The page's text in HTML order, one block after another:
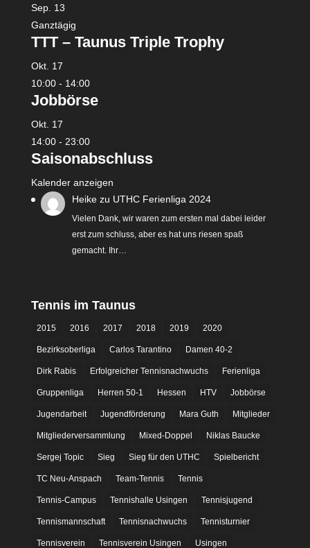
Sep. 13
Ganztägig
TTT – Taunus Triple Trophy
Okt. 17
10:00- 14:00
Jobbörse
Okt. 17
14:00- 23:00
Saisonabschluss
Kalender anzeigen
Heike zu UTHC Ferienliga 2024
Vielen Dank, wir waren zum ersten mal dabei leider
erst zum schluss, aber es hat uns riesen spaß
gemacht. Ihr…
Tennis im Taunus
2015 2016 2017 2018 2019 2020
Bezirksoberliga Carlos Tarantino Damen 40-2
Dirk Rabis Erfolgreicher Tennisnachwuchs Ferienliga
Gruppenliga Herren 50-1 Hessen HTV Jobbörse
Jugendarbeit Jugendförderung Mara Guth Mitglieder
Mitgliederversammlung Mixed-Doppel Niklas Baucke
Sergej Topic Sieg Sieg für den UTHC Spielbericht
TC Neu-Anspach Team-Tennis Tennis
Tennis-Campus Tennishalle Usingen Tennisjugend
Tennismannschaft Tennisnachwuchs Tennisturnier
Tennisverein Tennisverein Usingen Usingen